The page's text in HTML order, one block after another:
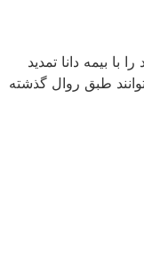
با بیمه دانا تمدید
طبق روال گذشته